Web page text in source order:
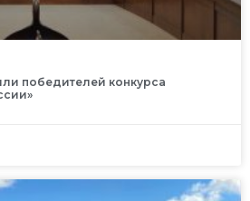
победителей конкурса